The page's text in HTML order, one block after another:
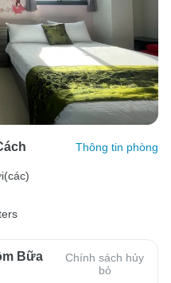
Thông tin phòng
Bữa
Chính sách hủy
bỏ